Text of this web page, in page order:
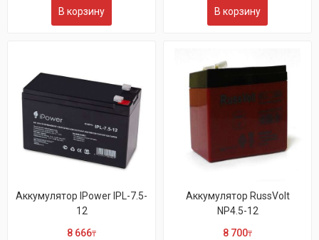
В корзину В корзину
Аккумулятор IPower IPL-7.5-
12
8 666₸
Аккумулятор RussVolt
NP4.5-12
8 700₸